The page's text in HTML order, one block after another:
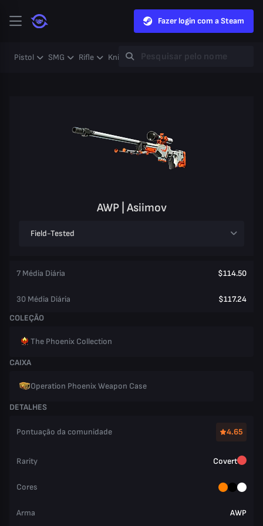
Fazer login com a Steam
Pistol SMG Rifle Knife Gloves Heavy Case
AWP | Asiimov
Field-Tested
7 Média Diária $114.50
30 Média Diária
$117.24
COLEÇÃO
The Phoenix Collection
CAIXA
Operation Phoenix Weapon Case
DETALHES
Pontuação da comunidade 4.65
Rarity Covert
Cores
Arma AWP